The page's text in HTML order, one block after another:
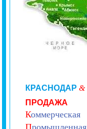
КРАСНОДАР &
ПРОДАЖА
Коммерческая
Промышленная